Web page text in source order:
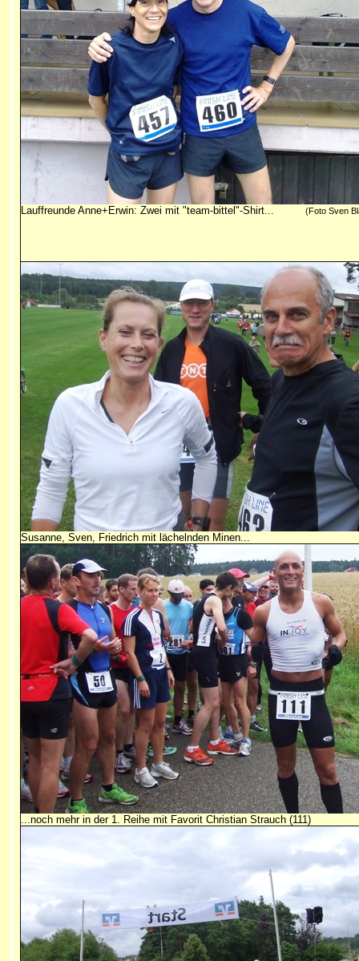
Lauffreunde Anne+Erwin: Zwei mit "team-bittel"-Shirt... (Foto Sven
Susanne, Sven, Friedrich mit lächelnden Minen...
...noch mehr in der 1. Reihe mit Favorit Christian Strauch (111)